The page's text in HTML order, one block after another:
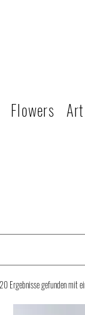
Flowers Art
Ergebnisse gefunden mit